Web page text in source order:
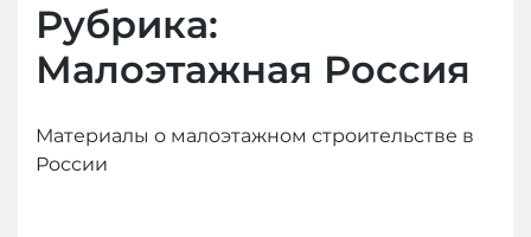
Рубрика:
Малоэтажная Россия
Материалы о малоэтажном строительстве в
России